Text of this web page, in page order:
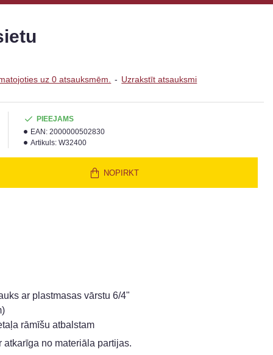
uz 0 atsauksmēm. - Uzrakstīt atsauksmi
PIEEJAMS
EAN: 2000000502830
Artikuls: W32400
NOPIRKT
ar plastmasas vārstu 6/4"
rāmīšu atbalstam
atkarīga no materiāla partijas.